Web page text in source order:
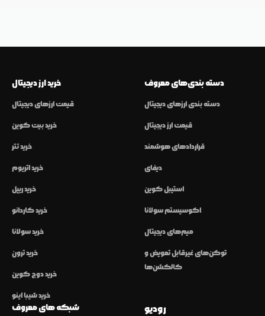
خرید ارز دیجیتال
قیمت ارزهای دیجیتال
خرید بیت کوین
خرید تتر
خرید اتریوم
خرید ریپل
خرید کاردانو
خرید سولانا
خرید ترون
خرید دوج کوین
خرید شیبا اینو
دسته بندی‌های معروف
دسته بندی ارزهای دیجیتال
قیمت ارز دیجیتال
قراردادهای هوشمند
دیفای
استیبل کوین
اکوسیستم سولانا
میم‌های دیجیتال
توکن‌های غیرقابل تعویض و
کالکشن‌ها
شبکه های معروف رودیو